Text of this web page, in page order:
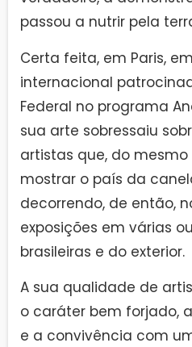
passou a nutrir pela
Certa feita, em Paris,
internacional
Federal no programa
sua arte sobressaiu
artistas que, do
mostrar o país da
decorrendo, de então,
exposições em várias
brasileiras e do exterior.
A sua qualidade de
o caráter bem forjado,
e a convivência com